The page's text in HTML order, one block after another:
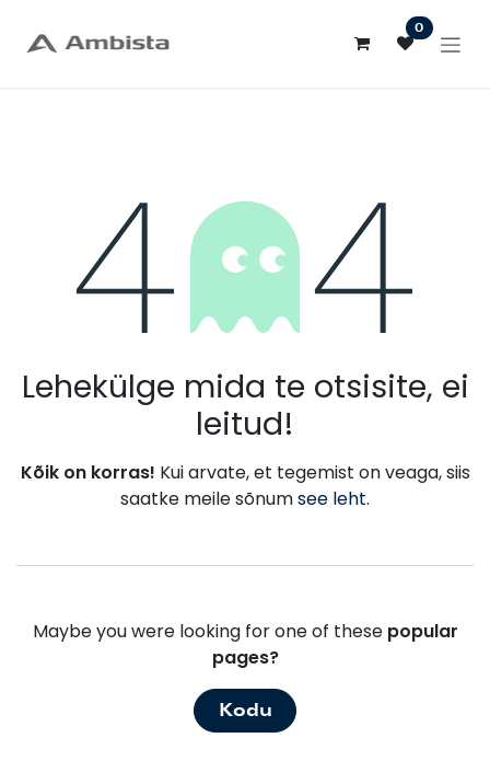
0
Viga 404
Lehekülge mida te otsisite, ei
leitud!
Kõik on korras! Kui arvate, et tegemist on veaga, siis
saatke meile sõnumsee leht.
Maybe you were looking for one of these popular
pages?
Kodu